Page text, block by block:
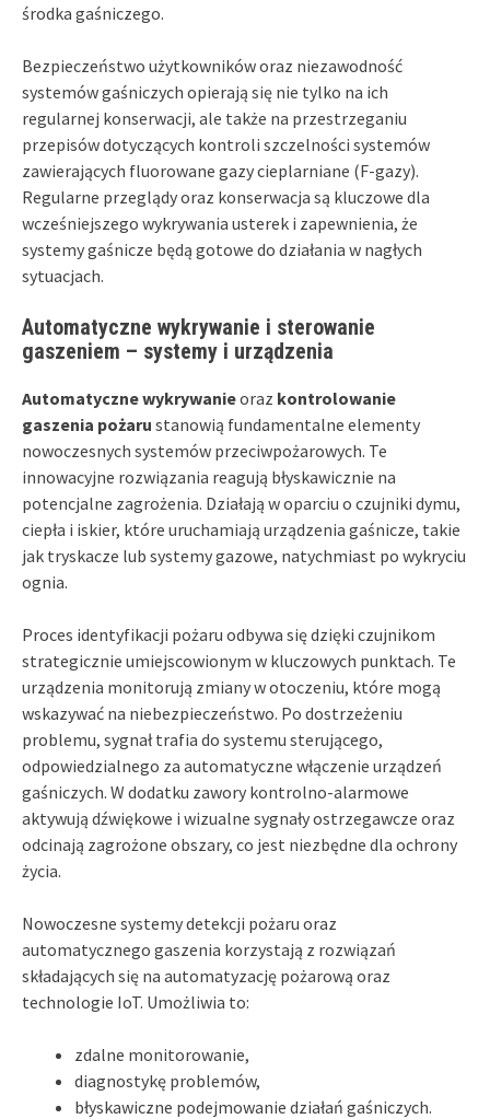
środka gaśniczego.
Bezpieczeństwo użytkowników oraz niezawodność
systemów gaśniczych opierają się nie tylko na ich
regularnej konserwacji, ale także na przestrzeganiu
przepisów dotyczących kontroli szczelności systemów
zawierających fluorowane gazy cieplarniane (F-gazy).
Regularne przeglądy oraz konserwacja są kluczowe dla
wcześniejszego wykrywania usterek i zapewnienia, że
systemy gaśnicze będą gotowe do działania w nagłych
sytuacjach.
Automatyczne wykrywanie i sterowanie
gaszeniem – systemy i urządzenia
Automatyczne wykrywanieoraz kontrolowanie
gaszenia pożaru stanowią fundamentalne elementy
nowoczesnych systemów przeciwpożarowych. Te
innowacyjne rozwiązania reagują błyskawicznie na
potencjalne zagrożenia. Działają w oparciu o czujniki dymu,
ciepła i iskier, które uruchamiają urządzenia gaśnicze, takie
jak tryskacze lub systemy gazowe, natychmiast po wykryciu
ognia.
Proces identyfikacji pożaru odbywa się dzięki czujnikom
strategicznie umiejscowionym w kluczowych punktach. Te
urządzenia monitorują zmiany w otoczeniu, które mogą
wskazywać na niebezpieczeństwo. Po dostrzeżeniu
problemu, sygnał trafia do systemu sterującego,
odpowiedzialnego za automatyczne włączenie urządzeń
gaśniczych. W dodatku zawory kontrolno-alarmowe
aktywują dźwiękowe i wizualne sygnały ostrzegawcze oraz
odcinają zagrożone obszary, co jest niezbędne dla ochrony
życia.
Nowoczesne systemy detekcji pożaru oraz
automatycznego gaszenia korzystają z rozwiązań
składających się na automatyzację pożarową oraz
technologie IoT. Umożliwia to:
zdalne monitorowanie,
diagnostykę problemów,
błyskawiczne podejmowanie działań gaśniczych.